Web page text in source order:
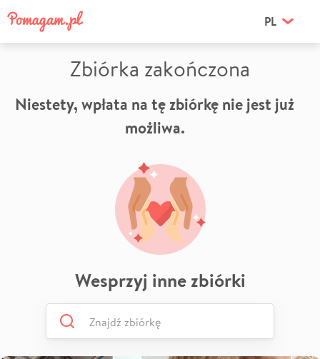
PL
Zbiórka zakończona
Niestety, wpłata na tę zbiórkę nie jest już
możliwa.
Wesprzyj inne zbiórki